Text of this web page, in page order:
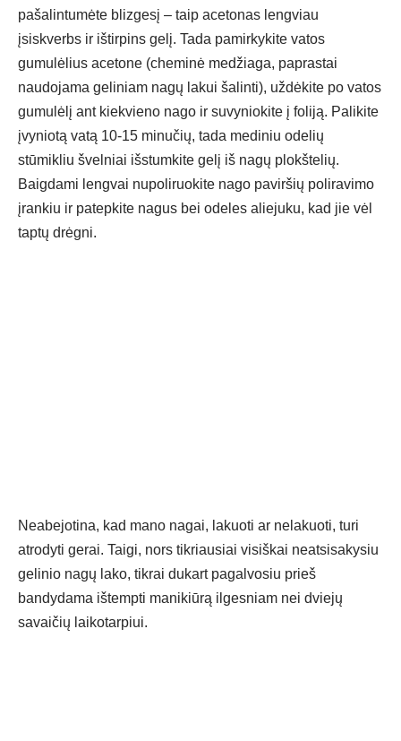
pašalintumėte blizgesį – taip acetonas lengviau
įsiskverbs ir ištirpins gelį. Tada pamirkykite vatos
gumulėlius acetone (cheminė medžiaga, paprastai
naudojama geliniam nagų lakui šalinti), uždėkite po vatos
gumulėlį ant kiekvieno nago ir suvyniokite į foliją. Palikite
įvyniotą vatą 10-15 minučių, tada mediniu odelių
stūmikliu švelniai išstumkite gelį iš nagų plokštelių.
Baigdami lengvai nupoliruokite nago paviršių poliravimo
įrankiu ir patepkite nagus bei odeles aliejuku, kad jie vėl
taptų drėgni.
Neabejotina, kad mano nagai, lakuoti ar nelakuoti, turi
atrodyti gerai. Taigi, nors tikriausiai visiškai neatsisakysiu
gelinio nagų lako, tikrai dukart pagalvosiu prieš
bandydama ištempti manikiūrą ilgesniam nei dviejų
savaičių laikotarpiui.